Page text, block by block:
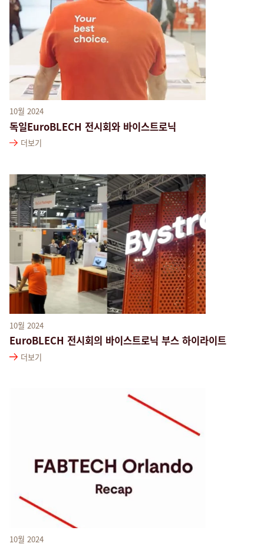
10월 2024
독일EuroBLECH 전시회와 바이스트로닉
더보기
10월 2024
EuroBLECH 전시회의 바이스트로닉 부스 하이라이트
더보기
10월 2024